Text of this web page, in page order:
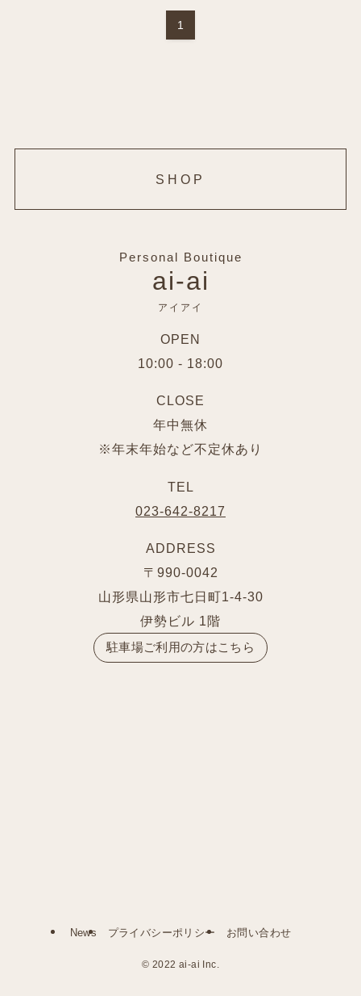
1
SHOP
Personal Boutique
ai-ai
アイアイ
OPEN
10:00 - 18:00
CLOSE
年中無休
※年末年始など不定休あり
TEL
023-642-8217
ADDRESS
〒990-0042
山形県山形市七日町1-4-30
伊勢ビル 1階
駐車場ご利用の方はこちら
News プライバシーポリシー お問い合わせ
© 2022 ai-ai Inc.